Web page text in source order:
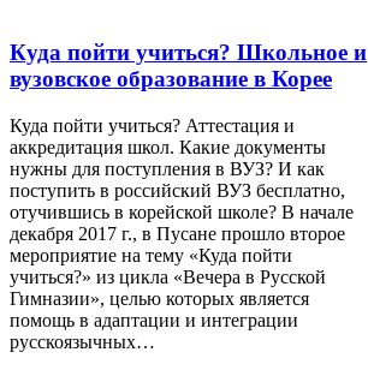
Куда пойти учиться? Школьное и
вузовское образование в Корее
Куда пойти учиться? Аттестация и
аккредитация школ. Какие документы
нужны для поступления в ВУЗ? И как
поступить в российский ВУЗ бесплатно,
отучившись в корейской школе? В начале
декабря 2017 г., в Пусане прошло второе
мероприятие на тему «Куда пойти
учиться?» из цикла «Вечера в Русской
Гимназии», целью которых является
помощь в адаптации и интеграции
русскоязычных…